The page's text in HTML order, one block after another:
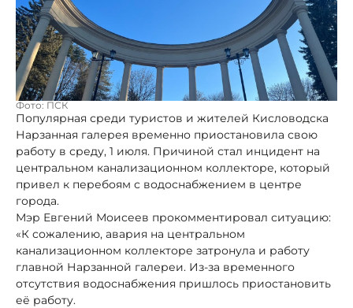
Фото: ПСК
Популярная среди туристов и жителей Кисловодска
Нарзанная галерея временно приостановила свою
работу в среду, 1 июля. Причиной стал инцидент на
центральном канализационном коллекторе, который
привел к перебоям с водоснабжением в центре
города.
Мэр Евгений Моисеев прокомментировал ситуацию:
«К сожалению, авария на центральном
канализационном коллекторе затронула и работу
главной Нарзанной галереи. Из-за временного
отсутствия водоснабжения пришлось приостановить
её работу.